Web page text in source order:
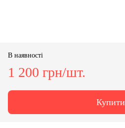
В наявності
1 200 грн/шт.
Купити